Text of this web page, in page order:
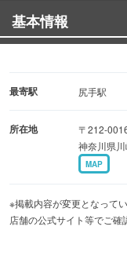
基本情報
最寄駅 尻手駅
所在地
〒212-
神奈川県
MAP
※掲載内容が変更となって
店舗の公式サイト等でご確